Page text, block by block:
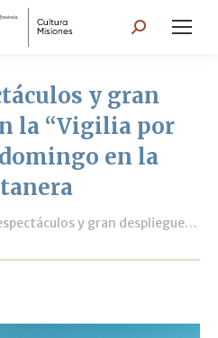
Search:
y gran
la “Vigilia por
en la
y gran despliegue…